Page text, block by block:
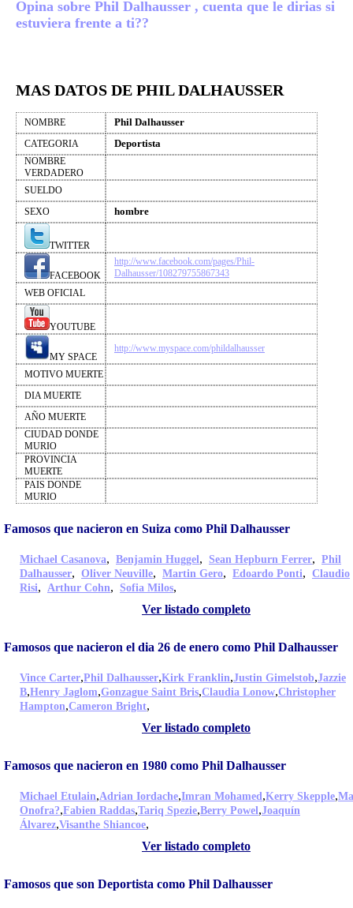
Opina sobre Phil Dalhausser , cuenta que le dirias si
estuviera frente a ti??
MAS DATOS DE PHIL DALHAUSSER
NOMBRE Phil Dalhausser
CATEGORIA Deportista
NOMBRE
VERDADERO
SUELDO
SEXO
hombre
TWITTER
FACEBOOK
http://www.facebook.com/pages/Phil-
Dalhausser/108279755867343
WEB OFICIAL
YOUTUBE
MY SPACE
http://www.myspace.com/phildalhausser
MOTIVO MUERTE
DIA MUERTE
AÑO MUERTE
CIUDAD DONDE
MURIO
PROVINCIA
MUERTE
PAIS DONDE
MURIO
Famosos que nacieron en Suiza como Phil Dalhausser
Michael Casanova, Benjamin Huggel, Sean Hepburn Ferrer, Phil
Dalhausser, Oliver Neuville, Martin Gero, Edoardo Ponti, Claudio
Risi, Arthur Cohn, Sofia Milos,
Ver listado completo
Famosos que nacieron el dia 26 de enero como Phil Dalhausser
Vince Carter,Phil Dalhausser,Kirk Franklin,Justin Gimelstob,Jazzie
B,Henry Jaglom,Gonzague Saint Bris,Claudia Lonow,Christopher
Hampton,Cameron Bright,
Ver listado completo
Famosos que nacieron en 1980 como Phil Dalhausser
Michael Etulain,Adrian Iordache,Imran Mohamed,Kerry Skepple,
Onofra?,Fabien Raddas,Tariq Spezie,Berry Powel,Joaquín
Álvarez,Visanthe Shiancoe,
Ver listado completo
Famosos que son Deportista como Phil Dalhausser